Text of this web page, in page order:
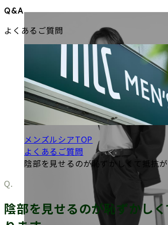
Q&A
よくあるご質問
メンズルシアTOP
よくあるご質問
陰部を見せるのが恥ずかしくて抵抗が
陰部を見せるのが恥ずかし